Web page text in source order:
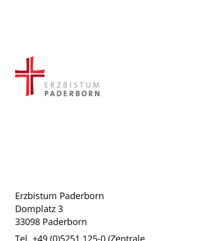
Erzbistum Paderborn
Domplatz 3
33098 Paderborn
Tel. +49 (0)5251 125-0 (Zentrale